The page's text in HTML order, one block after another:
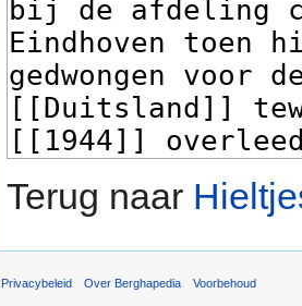
Terug naar
Privacybeleid Over Berghapedia Voorbehoud